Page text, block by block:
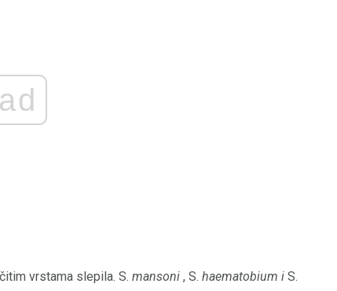
ad
vrstama slepila. S. mansoni , S. haematobium i S.